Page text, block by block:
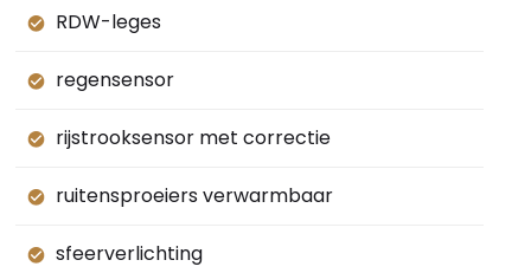
RDW-leges
regensensor
rijstrooksensor met correctie
ruitensproeiers verwarmbaar
sfeerverlichting